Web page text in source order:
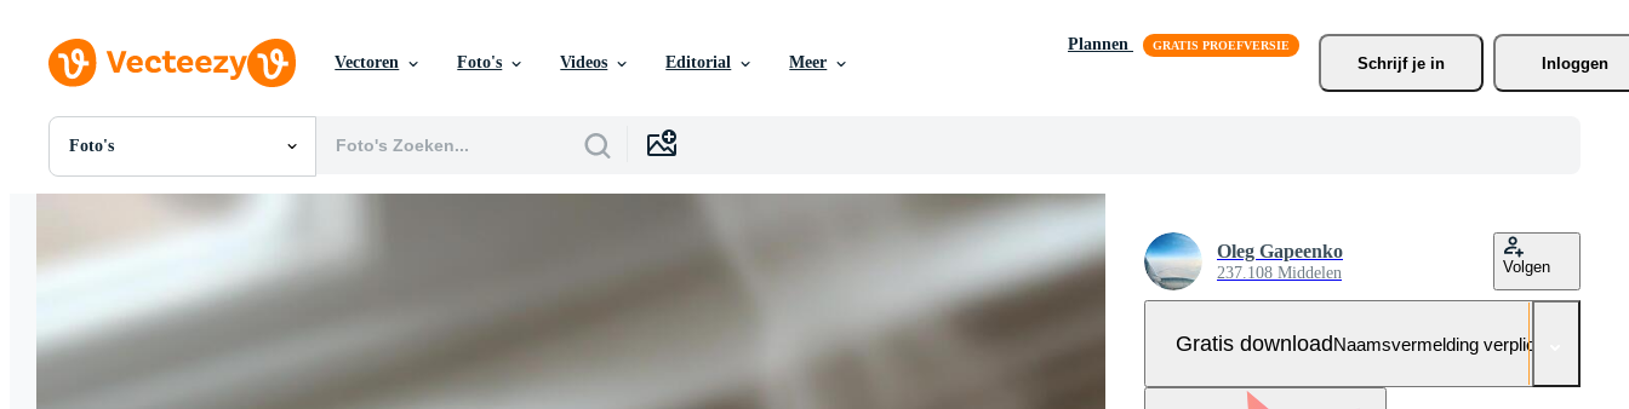
Vectoren Foto's Videos Editorial Meer
Plannen
Schrijf je in Inloggen
Foto's
Alle Afbeeldingen
Sjablonen
Vectoren
Oleg Gapeenko
237.108 Middelen Volgen
Gratis downloadNaamsvermelding verplicht